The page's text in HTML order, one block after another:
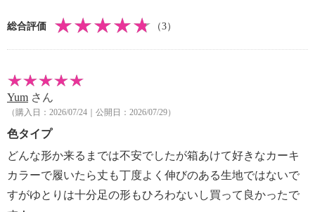
総合評価 （3）
Yum さん
（購入日：2026/07/24｜公開日：2026/07/29）
色タイプ
どんな形か来るまでは不安でしたが箱あけて好きなカーキ
カラーで履いたら丈も丁度よく伸びのある生地ではないで
すがゆとりは十分足の形もひろわないし買って良かったで